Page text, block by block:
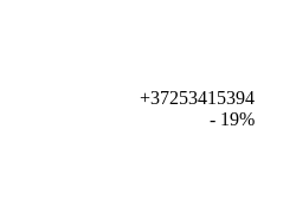
+37253415394
- 19%